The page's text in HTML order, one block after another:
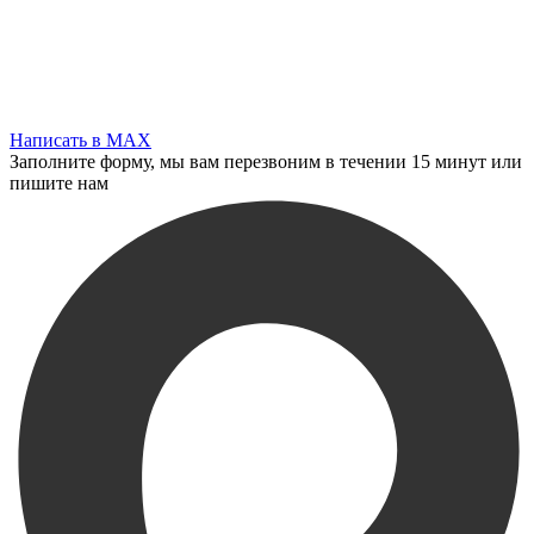
Написать в MAX
Заполните форму, мы вам перезвоним в течении 15 минут или
пишите нам